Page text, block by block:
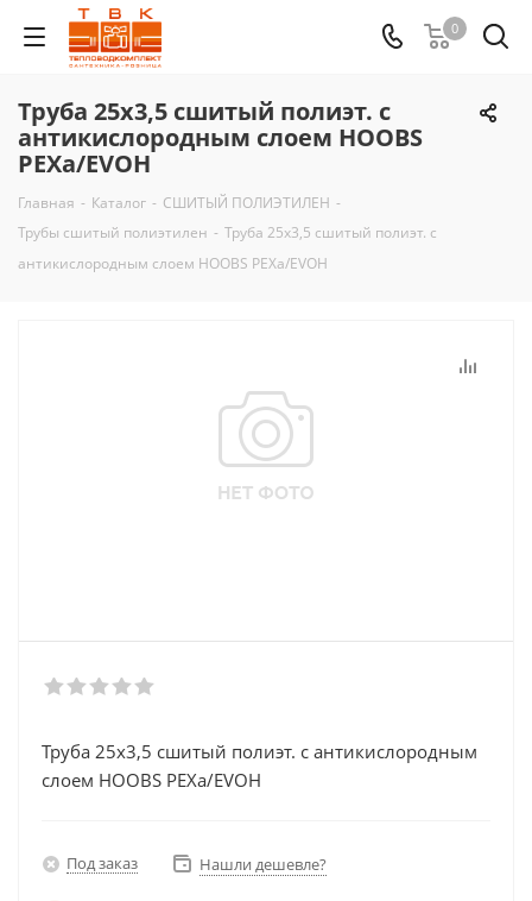
0
Труба 25х3,5 сшитый полиэт. с
антикислородным слоем HOOBS
PEXa/EVOH
Главная - Каталог - СШИТЫЙ ПОЛИЭТИЛЕН -
Трубы сшитый полиэтилен - Труба 25х3,5 сшитый полиэт. с
антикислородным слоем HOOBS PEXa/EVOH
Труба 25х3,5 сшитый полиэт. с антикислородным
слоем HOOBS PEXa/EVOH
Под заказ Нашли дешевле?